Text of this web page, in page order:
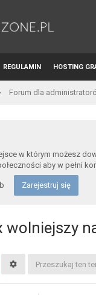
REGULAMIN HOSTING
w którym możesz
aby w pełni
Zarejestruj się
wolniejszy